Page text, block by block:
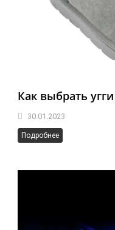
Как выбрать угги
30.01.2023
Подробнее